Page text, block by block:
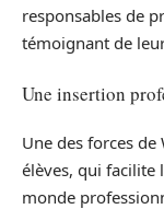
responsables de
témoignant de
Une insertion
Une des forces de
élèves, qui facilite
monde